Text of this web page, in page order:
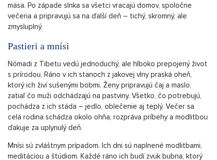
mäsa. Po západe slnka sa všetci vracajú domov, spoločne
večeria a pripravujú sa na ďalší deň – tichý, skromný, ale
zmysluplný.
Pastieri a mnísi
Nómadi z Tibetu vedú jednoduchý, ale hlboko prepojený život
s prírodou. Ráno v ich stanoch z jakovej vlny praská oheň,
ktorý ich živí sušenými bobmi. Ženy pripravujú čaj a maslo,
zatiaľ čo muži odchádzajú na pastviny. Všetko, čo potrebujú,
pochádza z ich stáda – jedlo, oblečenie aj teplý. Večer sa
celá rodina schádza okolo ohňa, rozpráva príbehy a modlitbou
ďakuje za uplynulý deň.
Mnísi sú zvláštnym prípadom. Ich dni sú naplnené modlitbami,
meditáciou a štúdiom. Každé ráno ich budí zvuk bubna, ktorý